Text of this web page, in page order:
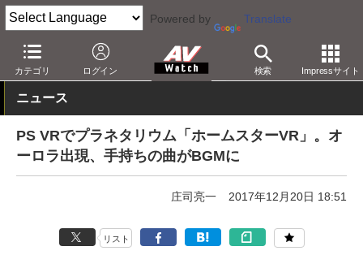
Powered by Translate
カテゴリ ログイン 検索 Impressサイト
AV Watch コンテンツ・サービス VR
ニュース
PS VRでプラネタリウム「ホームスターVR」。オ
ーロラ出現、手持ちの曲がBGMに
庄司亮一 2017年12月20日 18:51
リスト